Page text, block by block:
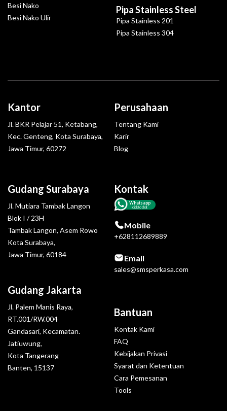
Besi Nako
Besi Nako Ulir
Pipa Stainless Steel
Pipa Stainless 201
Pipa Stainless 304
Gudang Surabaya
Jl. Mutiara Tambak Langon
Blok I / 23H
Tambak Langon, Asem Rowo
Kota Surabaya,
Jawa Timur, 60184
Gudang Jakarta
Jl. Palem Manis Raya,
RT.001/RW.004
Gandasari, Kecamatan.
Jatiuwung,
Kota Tangerang
Banten, 15137
Kantor
Jl. BKR Pelajar 51, Ketabang,
Kec. Genteng, Kota Surabaya,
Jawa Timur, 60272
Kontak
Whatsapp
click to chat
Mobile
+628112689889
Email
sales@smsperkasa.com
Perusahaan
Tentang Kami
Karir
Blog
Bantuan
Kontak Kami
FAQ
Kebijakan Privasi
Syarat dan Ketentuan
Cara Pemesanan
Tools